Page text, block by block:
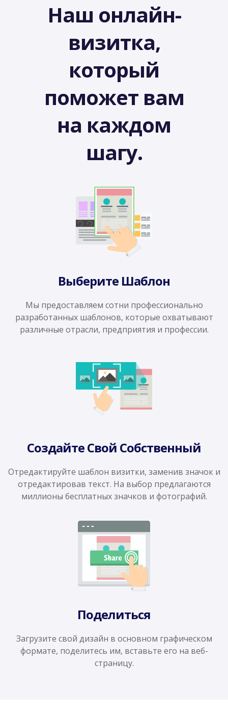
Наш онлайн-
визитка,
который
поможет вам
на каждом
шагу.
Выберите Шаблон
Мы предоставляем сотни профессионально
разработанных шаблонов, которые охватывают
различные отрасли, предприятия и профессии.
Создайте Свой Собственный
Отредактируйте шаблон визитки, заменив значок и
отредактировав текст. На выбор предлагаются
миллионы бесплатных значков и фотографий.
Поделиться
Загрузите свой дизайн в основном графическом
формате, поделитесь им, вставьте его на веб-
страницу.